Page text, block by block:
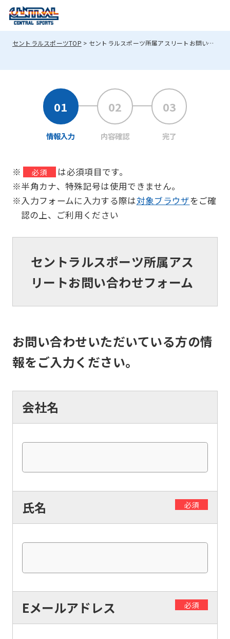
セントラルスポーツTOP セントラルスポーツ所属アスリートお問い合わせフォーム
情報入力 内容確認 完了
※ 必須
は必須項目です。
※半角カナ、特殊記号は使用できません。
※入力フォームに入力する際は対象ブラウザをご確
認の上、ご利用ください
セントラルスポーツ所属アス
リートお問い合わせフォーム
お問い合わせいただいている方の情
報をご入力ください。
会社名
氏名 必須
Eメールアドレス 必須
For
foreigners